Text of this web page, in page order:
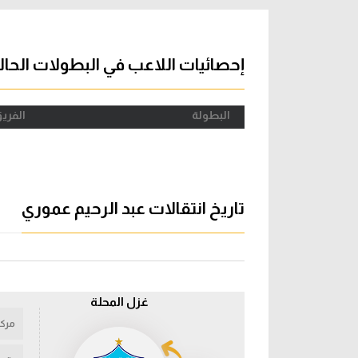
دوري إحصائيات اللاعب في البطولات
البطولة
تاريخ انتقالات عبد الرحيم عموري
غزل المحلة